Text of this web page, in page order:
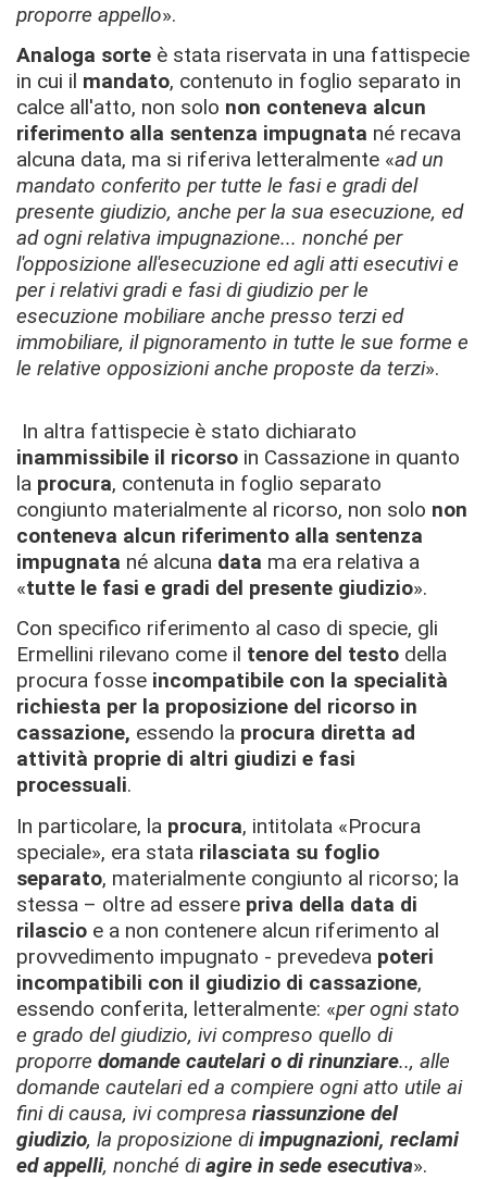
proporre appello».
Analoga sorte è stata riservata in una fattispecie
in cui il mandato, contenuto in foglio separato in
calce all'atto, non solo non conteneva alcun
riferimento alla sentenza impugnata né recava
alcuna data, ma si riferiva letteralmente «ad un
mandato conferito per tutte le fasi e gradi del
presente giudizio, anche per la sua esecuzione, ed
ad ogni relativa impugnazione... nonché per
l'opposizione all'esecuzione ed agli atti esecutivi e
per i relativi gradi e fasi di giudizio per le
esecuzione mobiliare anche presso terzi ed
immobiliare, il pignoramento in tutte le sue forme e
le relative opposizioni anche proposte da terzi».
In altra fattispecie è stato dichiarato
inammissibile il ricorso in Cassazione in quanto
la procura, contenuta in foglio separato
congiunto materialmente al ricorso, non solo non
conteneva alcun riferimento alla sentenza
impugnata né alcuna data ma era relativa a
«tutte le fasi e gradi del presente giudizio».
Con specifico riferimento al caso di specie, gli
Ermellini rilevano come il tenore del testo della
procura fosse incompatibile con la specialità
richiesta per la proposizione del ricorso in
cassazione, essendo la procura diretta ad
attività proprie di altri giudizi e fasi
processuali.
In particolare, la procura, intitolata «Procura
speciale», era stata rilasciata su foglio
separato, materialmente congiunto al ricorso; la
stessa – oltre ad essere priva della data di
rilascio e a non contenere alcun riferimento al
provvedimento impugnato - prevedeva poteri
incompatibili con il giudizio di cassazione,
essendo conferita, letteralmente: «per ogni stato
e grado del giudizio, ivi compreso quello di
proporre domande cautelari o di rinunziare.., alle
domande cautelari ed a compiere ogni atto utile ai
fini di causa, ivi compresa riassunzione del
giudizio, la proposizione diimpugnazioni, reclami
ed appelli, nonché diagire in sede esecutiva».